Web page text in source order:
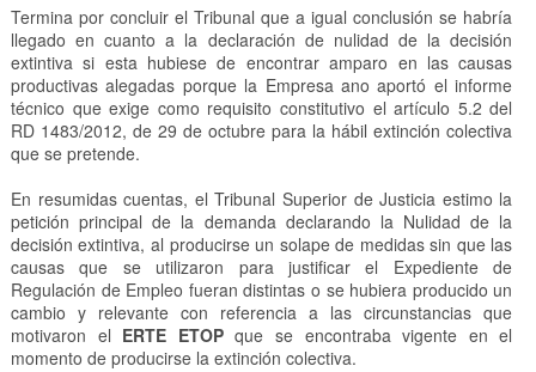
Termina por concluir el Tribunal que a igual conclusión se habría
llegado en cuanto a la declaración de nulidad de la decisión
extintiva si esta hubiese de encontrar amparo en las causas
productivas alegadas porque la Empresa ano aportó el informe
técnico que exige como requisito constitutivo el artículo 5.2 del
RD 1483/2012, de 29 de octubre para la hábil extinción colectiva
que se pretende.
En resumidas cuentas, el Tribunal Superior de Justicia estimo la
petición principal de la demanda declarando la Nulidad de la
decisión extintiva, al producirse un solape de medidas sin que las
causas que se utilizaron para justificar el Expediente de
Regulación de Empleo fueran distintas o se hubiera producido un
cambio y relevante con referencia a las circunstancias que
motivaron el ERTE ETOPque se encontraba vigente en el
momento de producirse la extinción colectiva.